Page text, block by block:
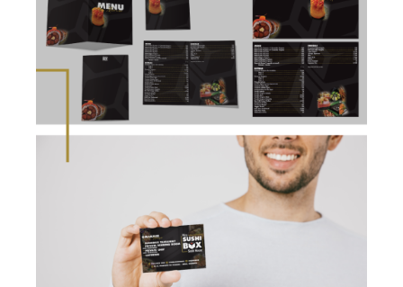
algumas
funcionalidades
desaparecerão
do site.
Marketing
Ao partilhar os
teus interesses e
comportamentos
ao visitar nosso